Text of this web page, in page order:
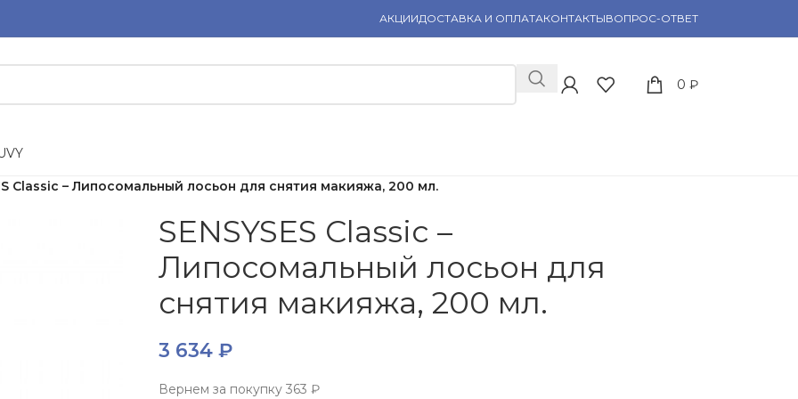
АКЦИИДОСТАВКА И ОПЛАТАКОНТАКТЫВОПРОС-ОТВЕТ
0 ₽
VY
Classic – Липосомальный лосьон для снятия макияжа, 200 мл.
SENSYSES Classic –
Липосомальный лосьон для
снятия макияжа, 200 мл.
3 634 ₽
Вернем за покупку363 ₽